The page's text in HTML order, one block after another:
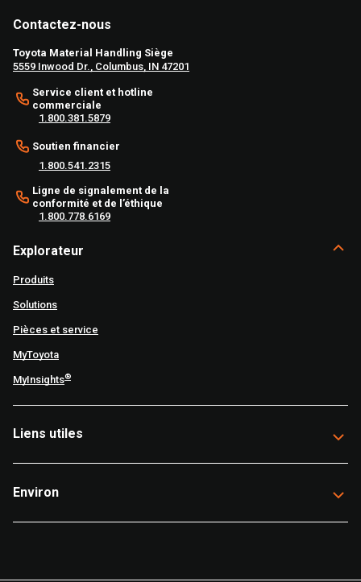
Contactez-nous
Toyota Material Handling Siège
5559 Inwood Dr., Columbus, IN 47201
Service client et hotline
commerciale
1.800.381.5879
Soutien financier
1.800.541.2315
Ligne de signalement de la
conformité et de l’éthique
1.800.778.6169
Explorateur
Produits
Solutions
Pièces et service
MyToyota
MyInsights®
Liens utiles
Environ